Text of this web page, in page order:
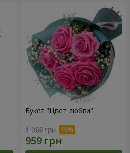
Букет "Цвет любви"
1 066 грн